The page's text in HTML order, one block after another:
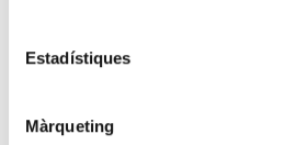
Estadístiques
Màrqueting
Más de 80 personas
en Singuerlín